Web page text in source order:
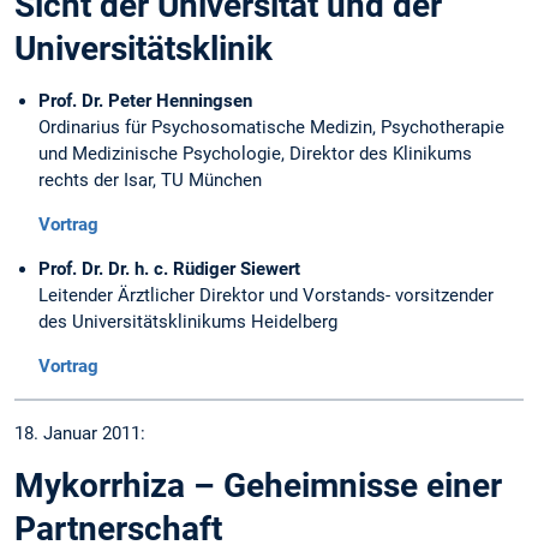
Universitätsklinik
Prof. Dr. Peter Henningsen
Ordinarius für Psychosomatische Medizin, Psychotherapie
und Medizinische Psychologie, Direktor des Klinikums
rechts der Isar, TU München
Vortrag
Prof. Dr. Dr. h. c. Rüdiger Siewert
Leitender Ärztlicher Direktor und Vorstands- vorsitzender
des Universitätsklinikums Heidelberg
Vortrag
18. Januar 2011:
Mykorrhiza – Geheimnisse einer
Partnerschaft